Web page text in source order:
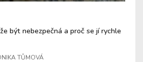
být nebezpečná a proč se jí rychle
TŮMOVÁ